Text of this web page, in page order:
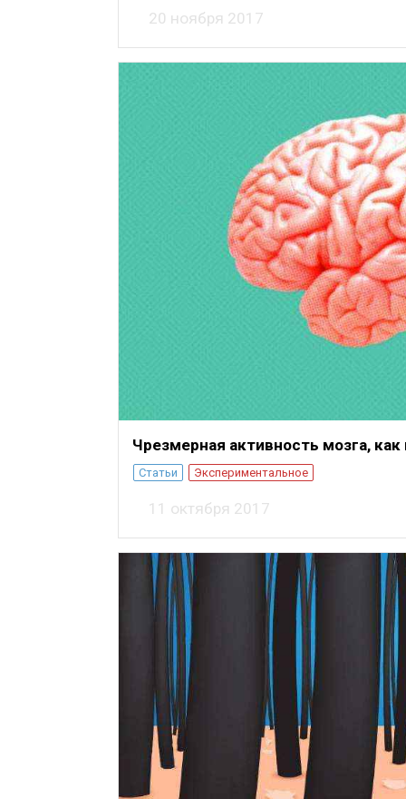
20 ноября 2017
Чрезмерная активность мозга,
Статьи Экспериментальное
11 октября 2017